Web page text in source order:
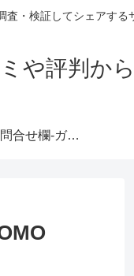
査・検証してシェアする
や評判か
■企業様お問合せ欄-ガジェットブログ『シェアしよ♪』レビュー依頼用-（ポートフォリオ付き）